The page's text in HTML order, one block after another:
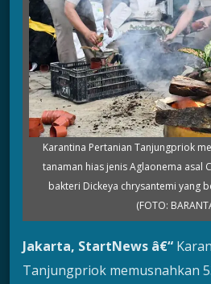
Karantina Pertanian Tanjungpriok
tanaman hias jenis Aglaonema asal
bakteri Dickeya chrysantemi yang
(FOTO:
Jakarta, StartNews â€“
Tanjungpriok memusnahkan